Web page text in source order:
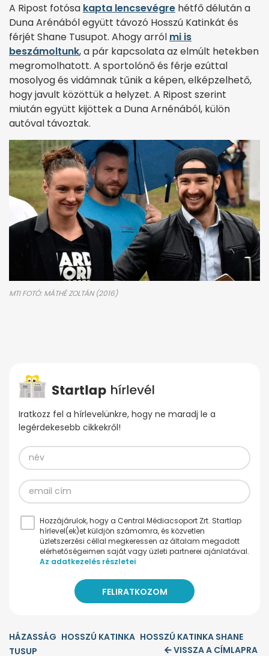
A Ripost fotósa kapta lencsevégre hétfő délután a
Duna Arénából együtt távozó Hosszú Katinkát és
férjét Shane Tusupot. Ahogy arról mi is
beszámoltunk, a pár kapcsolata az elmúlt hetekben
megromolhatott. A sportolónő és férje ezúttal
mosolyog és vidámnak tűnik a képen, elképzelhető,
hogy javult közöttük a helyzet. A Ripost szerint
miután együtt kijöttek a Duna Arnénából, külön
autóval távoztak.
MTI FOTÓ: MÁTHÉ ZOLTÁN (2016)
Iratkozz fel a hírlevelünkre, hogy ne maradj le a
legérdekesebb cikkekről!
Hozzájárulok, hogy a Central Médiacsoport Zrt. Startlap
hírlevel(ek)et küldjön számomra, és közvetlen
üzletszerzési céllal megkeressen az általam megadott
elérhetőségeimen saját vagy üzleti partnerei ajánlatával.
Az adatkezelés részletei
HÁZASSÁG HOSSZÚ KATINKA HOSSZÚ KATINKA SHANE
TUSUP
VISSZA A CÍMLAPRA